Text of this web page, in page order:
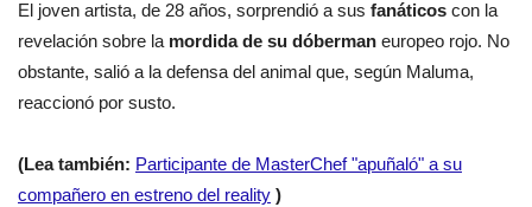
El joven artista, de 28 años, sorprendió a sus fanáticos con la
revelación sobre la mordida de su dóberman europeo rojo. No
obstante, salió a la defensa del animal que, según Maluma,
reaccionó por susto.
(Lea también: Participante de MasterChef "apuñaló" a su
compañero en estreno del reality )